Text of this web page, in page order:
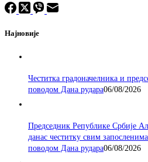
Најновије
Честитка градоначелника и
поводом Дана рудара06/08/2026
Председник Републике Србије
данас честитку свим
поводом Дана рудара06/08/2026